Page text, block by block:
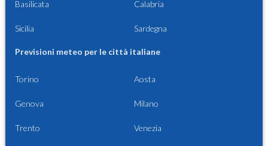
Basilicata Calabria
Sicilia Sardegna
Previsioni meteo per le città italiane
Torino Aosta
Genova Milano
Trento Venezia